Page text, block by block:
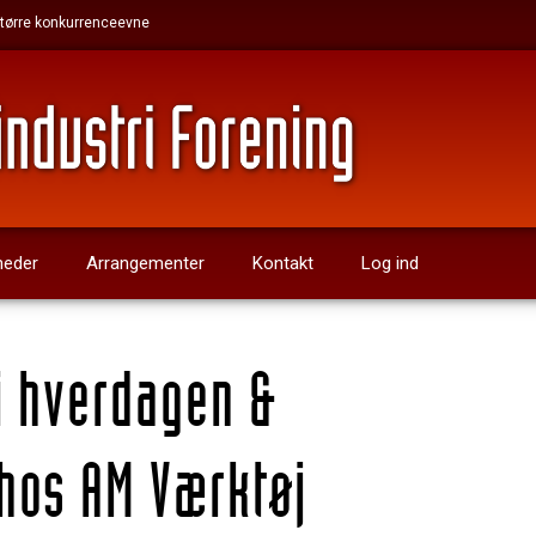
konkurrenceevne
Arrangementer Kontakt Log ind
&
AM Værktøj